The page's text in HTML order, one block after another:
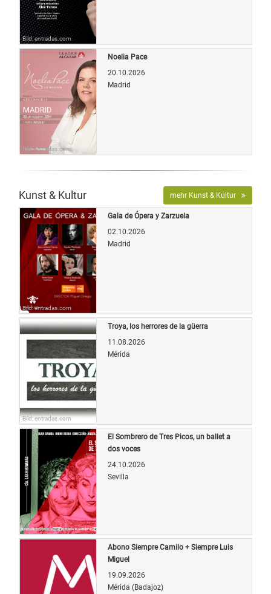
Bild: entradas.com
Bild: entradas.com
Noelia Pace
20.10.2026
Madrid
Kunst & Kultur mehr Kunst & Kultur
Bild: entradas.com
Gala de Ópera y Zarzuela
02.10.2026
Madrid
Bild: entradas.com
Troya, los herrores de la güerra
11.08.2026
Mérida
Bild: entradas.com
El Sombrero de Tres Picos, un ballet a
dos voces
24.10.2026
Sevilla
Abono Siempre Camilo + Siempre Luis
Miguel
19.09.2026
Mérida (Badajoz)